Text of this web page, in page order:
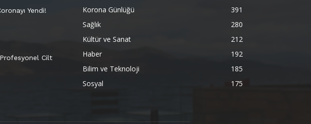
Yendi!
Cilt
Korona Günlüğü
391
Sağlık
280
Kültür ve Sanat
212
Haber
192
Bilim ve Teknoloji
185
Sosyal
175